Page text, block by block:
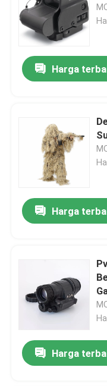
Harga
Harga
Harga